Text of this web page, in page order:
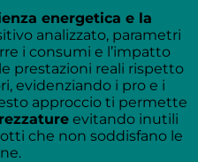
energetica e la
analizzato, parametri
i consumi e l’impatto
prestazioni reali rispetto
evidenziando i pro e i
approccio ti permette
evitando inutili
che non soddisfano le